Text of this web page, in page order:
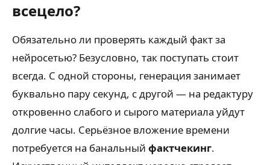
всецело?
Обязательно ли проверять каждый факт за
нейросетью? Безусловно, так поступать стоит
всегда. С одной стороны, генерация занимает
буквально пару секунд, с другой — на редактуру
откровенно слабого и сырого материала уйдут
долгие часы. Серьёзное вложение времени
потребуется на банальный фактчекинг.